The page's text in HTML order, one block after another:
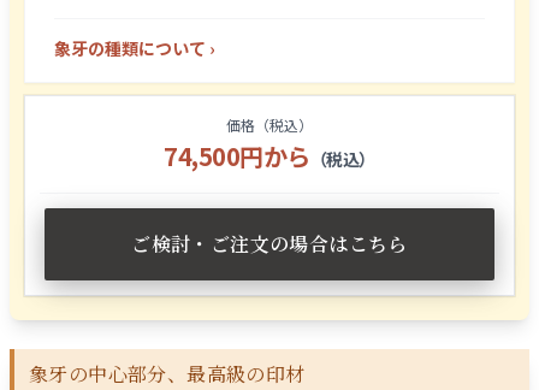
象牙の種類について ›
価格（税込）
74,500円から （税込）
ご検討・ご注文の場合はこちら
象牙の中心部分、最高級の印材